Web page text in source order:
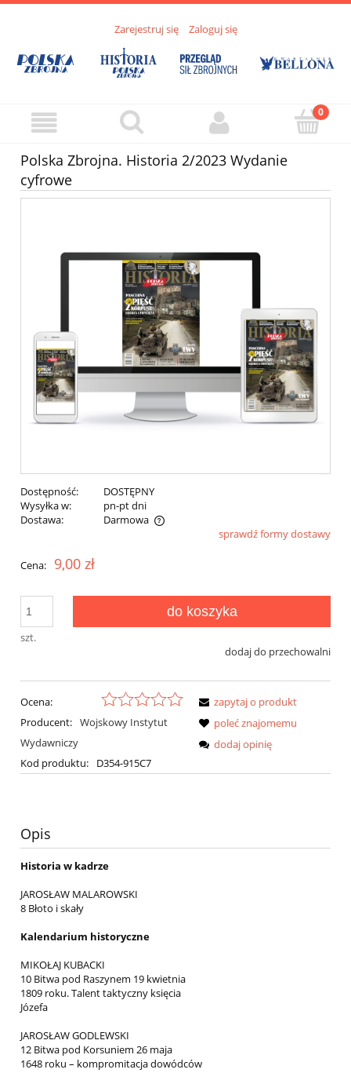
Zarejestruj się Zaloguj się
Polska Zbrojna. Historia 2/2023 Wydanie
cyfrowe
Dostępność:
DOSTĘPNY
Wysyłka w:
pn-pt dni
Dostawa:
Darmowa
Cena nie zawiera ewentualnych kosztów płatnościsprawdź formy dostawy
Cena: 9,00 zł
szt.
do koszyka
dodaj do przechowalni
Ocena:
Producent: Wojskowy Instytut
Wydawniczy
Kod produktu:
D354-915C7
zapytaj o produkt
poleć znajomemu
dodaj opinię
Opis
Historia w kadrze
JAROSŁAW MALAROWSKI
8 Błoto i skały
Kalendarium historyczne
MIKOŁAJ KUBACKI
10 Bitwa pod Raszynem 19 kwietnia
1809 roku. Talent taktyczny księcia
Józefa
JAROSŁAW GODLEWSKI
12 Bitwa pod Korsuniem 26 maja
1648 roku – kompromitacja dowódców